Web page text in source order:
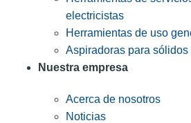
electricistas
Herramientas de uso
Aspiradoras para
Nuestra empresa
Acerca de nosotros
Noticias